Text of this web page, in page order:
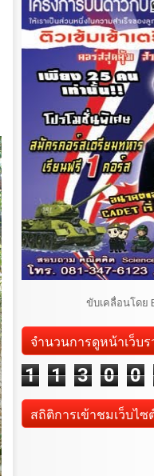
ขับเคลื่อนโดย
จำนวนการดูหน้าเว็บ
1 1 3 0 0
สถิติการเข้าชมเว็บไซ